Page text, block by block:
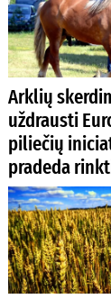
Arklių
uždrausti
piliečių
pradeda